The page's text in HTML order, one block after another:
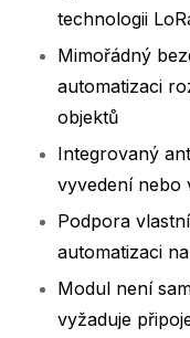
technologii
Mimořádný
automatizaci
objektů
Integrovaný
vyvedení nebo
Podpora
automatizaci
Modul není
vyžaduje